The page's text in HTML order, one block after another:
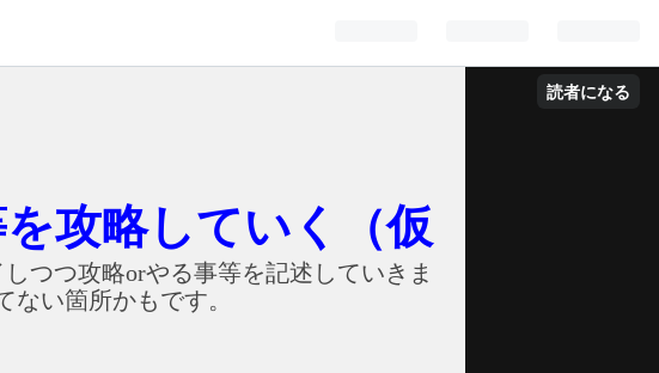
読者になる
攻略していく（仮
つつ攻略orやる事等を記述していきま
い箇所かもです。